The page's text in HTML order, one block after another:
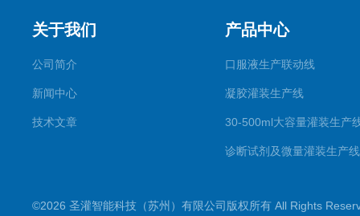
关于我们
公司简介
新闻中心
技术文章
产品中心
口服液生产联动线
凝胶灌装生产线
30-500ml大容量灌装生产
诊断试剂及微量灌装生产线
喷雾剂生产线
©2026 圣灌智能科技（苏州）有限公司版权所有 All Rights